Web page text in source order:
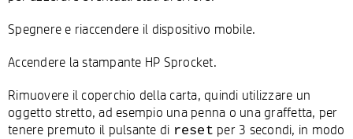
Spegnere e riaccendere il dispositivo mobile.
Accendere la stampante HP Sprocket.
Rimuovere il coperchio della carta, quindi utilizzare un
oggetto stretto, ad esempio una penna o una graffetta, per
tenere premuto il pulsante di reset per 3 secondi, in modo